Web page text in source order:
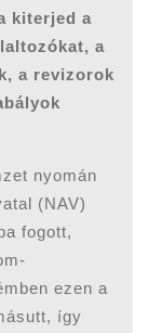
kiterjed a
a
a revizorok
nyomán
(NAV)
fogott,
ezen a
így